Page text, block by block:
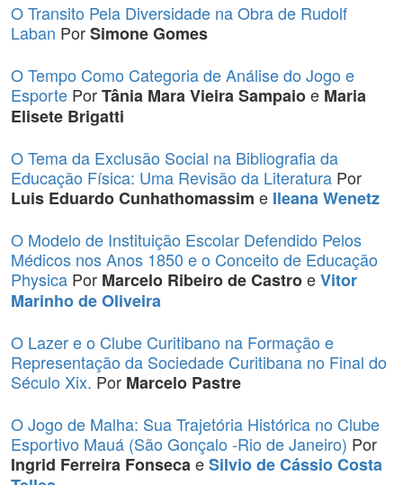
O Transito Pela Diversidade na Obra de Rudolf
Laban PorSimone Gomes
O Tempo Como Categoria de Análise do Jogo e
Esporte PorTânia Mara Vieira Sampaioe Maria
Elisete Brigatti
O Tema da Exclusão Social na Bibliografia da
Educação Física: Uma Revisão da Literatura Por
Luis Eduardo Cunhathomassim e Ileana Wenetz
O Modelo de Instituição Escolar Defendido Pelos
Médicos nos Anos 1850 e o Conceito de Educação
Physica Por Marcelo Ribeiro de CastroeVitor
Marinho de Oliveira
O Lazer e o Clube Curitibano na Formação e
Representação da Sociedade Curitibana no Final do
Século Xix. Por Marcelo Pastre
O Jogo de Malha: Sua Trajetória Histórica no Clube
Esportivo Mauá (São Gonçalo -Rio de Janeiro) Por
Ingrid Ferreira FonsecaeSilvio de Cássio Costa